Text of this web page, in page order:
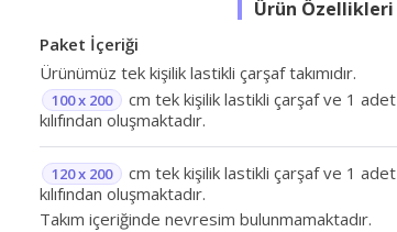
Paket İçeriği
Ürünümüz tek kişilik lastikli çarşaf takımıdır.
100 x 200 cm tek kişilik lastikli çarşaf ve 1 adet
kılıfından oluşmaktadır.
120 x 200 cm tek kişilik lastikli çarşaf ve 1 adet
kılıfından oluşmaktadır.
Takım içeriğinde nevresim bulunmamaktadır.